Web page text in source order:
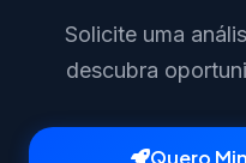
Solicite uma
descubra
Quero